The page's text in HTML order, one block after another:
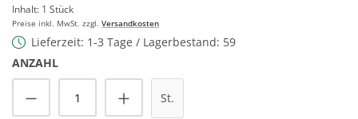
Inhalt: 1 Stück
Preise inkl. MwSt. zzgl. Versandkosten
Lieferzeit: 1-3 Tage / Lagerbestand: 59
ANZAHL
Produkt Anzahl: Gib den gewünschten
St.